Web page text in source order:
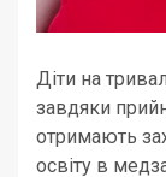
Діти на
завдяки
отримають
освіту в